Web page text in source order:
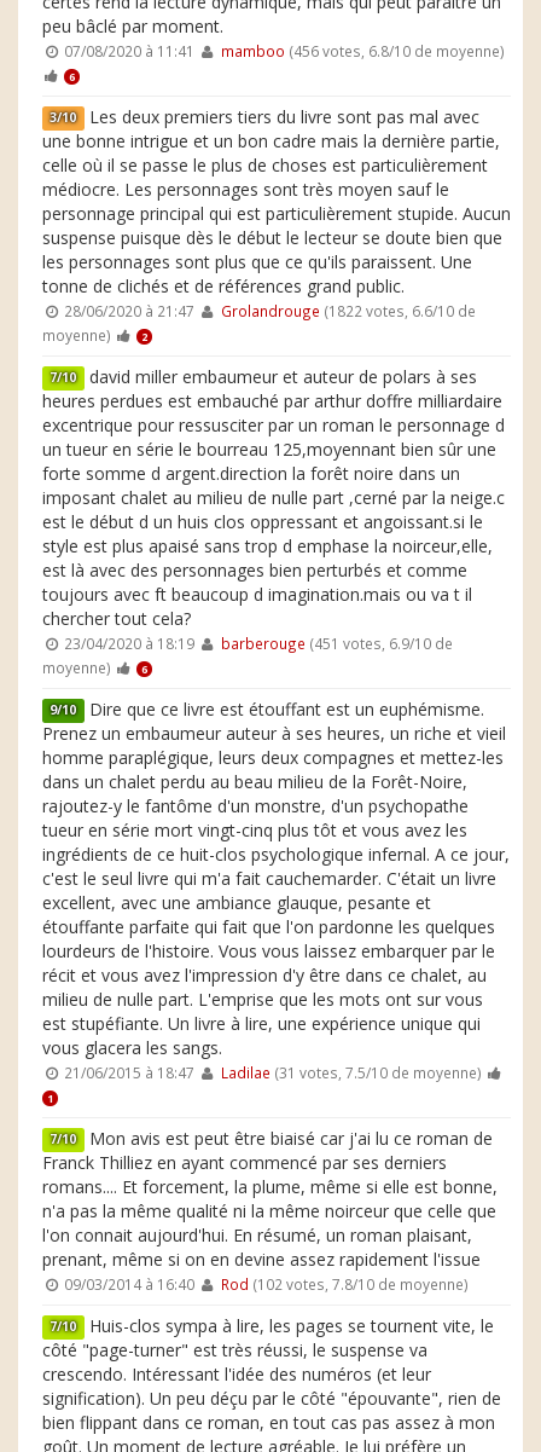
peu bâclé par moment.
07/08/2020 à 11:41 mamboo (456 votes, 6.8/10 de moyenne)
6
3/10 Les deux premiers tiers du livre sont pas mal avec
une bonne intrigue et un bon cadre mais la dernière partie,
celle où il se passe le plus de choses est particulièrement
médiocre. Les personnages sont très moyen sauf le
personnage principal qui est particulièrement stupide. Aucun
suspense puisque dès le début le lecteur se doute bien que
les personnages sont plus que ce qu'ils paraissent. Une
tonne de clichés et de références grand public.
28/06/2020 à 21:47 Grolandrouge (1822 votes, 6.6/10 de
moyenne)
2
7/10 david miller embaumeur et auteur de polars à ses
heures perdues est embauché par arthur doffre milliardaire
excentrique pour ressusciter par un roman le personnage d
un tueur en série le bourreau 125,moyennant bien sûr une
forte somme d argent.direction la forêt noire dans un
imposant chalet au milieu de nulle part ,cerné par la neige.c
est le début d un huis clos oppressant et angoissant.si le
style est plus apaisé sans trop d emphase la noirceur,elle,
est là avec des personnages bien perturbés et comme
toujours avec ft beaucoup d imagination.mais ou va t il
chercher tout cela?
23/04/2020 à 18:19 barberouge (451 votes, 6.9/10 de
moyenne)
6
9/10 Dire que ce livre est étouffant est un euphémisme.
Prenez un embaumeur auteur à ses heures, un riche et vieil
homme paraplégique, leurs deux compagnes et mettez-les
dans un chalet perdu au beau milieu de la Forêt-Noire,
rajoutez-y le fantôme d'un monstre, d'un psychopathe
tueur en série mort vingt-cinq plus tôt et vous avez les
ingrédients de ce huit-clos psychologique infernal. A ce jour,
c'est le seul livre qui m'a fait cauchemarder. C'était un livre
excellent, avec une ambiance glauque, pesante et
étouffante parfaite qui fait que l'on pardonne les quelques
lourdeurs de l'histoire. Vous vous laissez embarquer par le
récit et vous avez l'impression d'y être dans ce chalet, au
milieu de nulle part. L'emprise que les mots ont sur vous
est stupéfiante. Un livre à lire, une expérience unique qui
vous glacera les sangs.
21/06/2015 à 18:47 Ladilae (31 votes, 7.5/10 de moyenne)
1
7/10 Mon avis est peut être biaisé car j'ai lu ce roman de
Franck Thilliez en ayant commencé par ses derniers
romans.... Et forcement, la plume, même si elle est bonne,
n'a pas la même qualité ni la même noirceur que celle que
l'on connait aujourd'hui. En résumé, un roman plaisant,
prenant, même si on en devine assez rapidement l'issue
09/03/2014 à 16:40 Rod (102 votes, 7.8/10 de moyenne)
7/10 Huis-clos sympa à lire, les pages se tournent vite, le
côté "page-turner" est très réussi, le suspense va
crescendo. Intéressant l'idée des numéros (et leur
signification). Un peu déçu par le côté "épouvante", rien de
bien flippant dans ce roman, en tout cas pas assez à mon
goût. Un moment de lecture agréable. Je lui préfère un